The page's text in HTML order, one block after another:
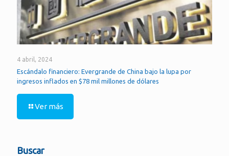
4 abril, 2024
Escándalo financiero: Evergrande de China bajo la lupa por
ingresos inflados en $78 mil millones de dólares
Ver más
Buscar